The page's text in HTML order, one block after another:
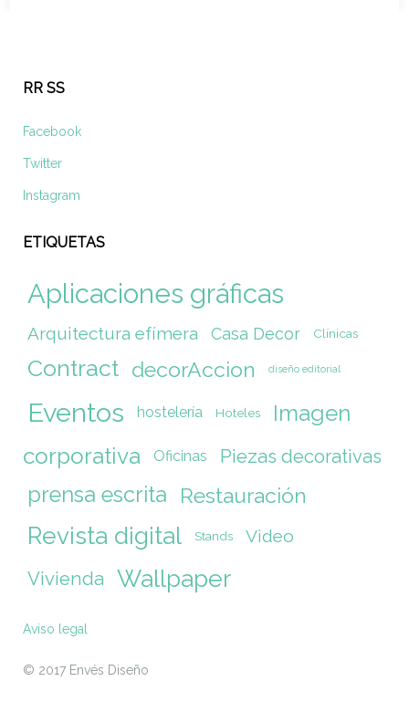
RR SS
Facebook
Twitter
Instagram
ETIQUETAS
Aplicaciones gráficas
Arquitectura efímera Casa Decor Clínicas
Contract decorAccion diseño editorial
Eventos hostelería Hoteles
Imagen
corporativa
Oficinas Piezas decorativas
prensa escrita Restauración
Revista digital Stands Video
Vivienda Wallpaper
Aviso legal
© 2017 Envés Diseño